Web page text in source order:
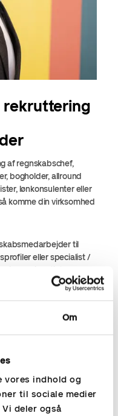
Om
vores indhold og
til sociale medier
deler også
rekruttering
af regnskabschef,
bogholder, allround
lønkonsulenter eller
komme din virksomhed
til
eller specialist /
kandidatdatabase og
kompetent personale
melder sig akut.
-